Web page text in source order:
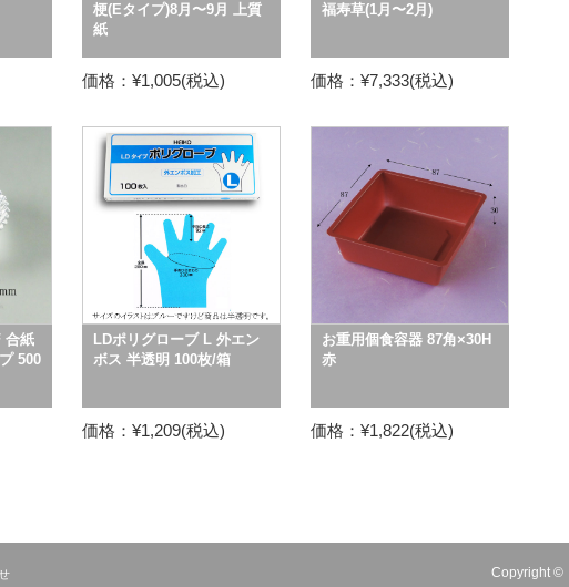
梗(Eタイプ)8月〜9月 上質
紙
価格：¥1,005(税込)
福寿草(1月〜2月)
価格：¥7,333(税込)
合紙
500
LDポリグローブ L 外エン
ボス 半透明 100枚/箱
価格：¥1,209(税込)
お重用個食容器 87角×30H
赤
価格：¥1,822(税込)
Copyright ©